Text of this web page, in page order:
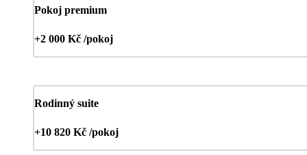
Pokoj premium
+2 000 Kč /pokoj
Rodinný suite
+10 820 Kč /pokoj